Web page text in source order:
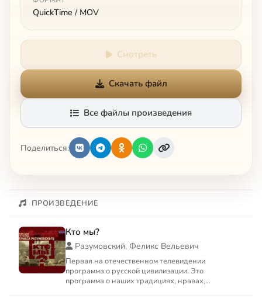
QuickTime / MOV
Смотреть
Скачать файл
Все файлы произведения
Поделиться:
ПРОИЗВЕДЕНИЕ
Кто мы?
Разумовский, Феликс Вельевич
Первая на отечественном телевидении
программа о русской цивилизации. Это
программа о наших традициях, нравах,